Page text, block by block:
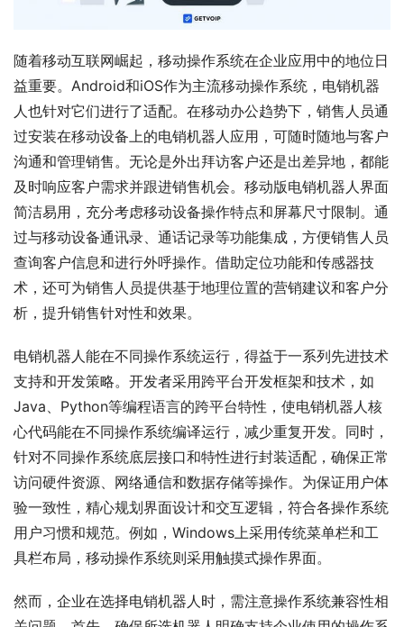
随着移动互联网崛起，移动操作系统在企业应用中的地位日
益重要。Android和iOS作为主流移动操作系统，电销机器
人也针对它们进行了适配。在移动办公趋势下，销售人员通
过安装在移动设备上的电销机器人应用，可随时随地与客户
沟通和管理销售。无论是外出拜访客户还是出差异地，都能
及时响应客户需求并跟进销售机会。移动版电销机器人界面
简洁易用，充分考虑移动设备操作特点和屏幕尺寸限制。通
过与移动设备通讯录、通话记录等功能集成，方便销售人员
查询客户信息和进行外呼操作。借助定位功能和传感器技
术，还可为销售人员提供基于地理位置的营销建议和客户分
析，提升销售针对性和效果。
电销机器人能在不同操作系统运行，得益于一系列先进技术
支持和开发策略。开发者采用跨平台开发框架和技术，如
Java、Python等编程语言的跨平台特性，使电销机器人核
心代码能在不同操作系统编译运行，减少重复开发。同时，
针对不同操作系统底层接口和特性进行封装适配，确保正常
访问硬件资源、网络通信和数据存储等操作。为保证用户体
验一致性，精心规划界面设计和交互逻辑，符合各操作系统
用户习惯和规范。例如，Windows上采用传统菜单栏和工
具栏布局，移动操作系统则采用触摸式操作界面。
然而，企业在选择电销机器人时，需注意操作系统兼容性相